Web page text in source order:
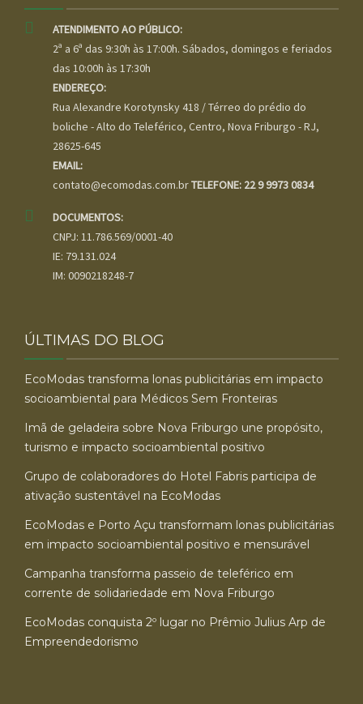
ATENDIMENTO AO PÚBLICO:
2ª a 6ª das 9:30h às 17:00h. Sábados, domingos e feriados
das 10:00h às 17:30h
ENDEREÇO:
Rua Alexandre Korotynsky 418 / Térreo do prédio do
boliche - Alto do Teleférico, Centro, Nova Friburgo - RJ,
28625-645
EMAIL:
contato@ecomodas.com.brTELEFONE: 22 9 9973 0834
DOCUMENTOS:
CNPJ: 11.786.569/0001-40
IE: 79.131.024
IM: 0090218248-7
ÚLTIMAS DO BLOG
EcoModas transforma lonas publicitárias em impacto
socioambiental para Médicos Sem Fronteiras
Imã de geladeira sobre Nova Friburgo une propósito,
turismo e impacto socioambiental positivo
Grupo de colaboradores do Hotel Fabris participa de
ativação sustentável na EcoModas
EcoModas e Porto Açu transformam lonas publicitárias
em impacto socioambiental positivo e mensurável
Campanha transforma passeio de teleférico em
corrente de solidariedade em Nova Friburgo
EcoModas conquista 2º lugar no Prêmio Julius Arp de
Empreendedorismo